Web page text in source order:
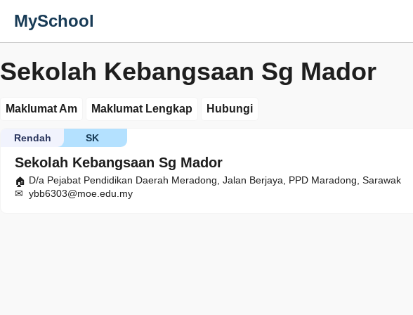
MySchool
Sekolah Kebangsaan Sg Mador
Maklumat Am Maklumat Lengkap Hubungi
Sekolah Kebangsaan Sg Mador
SK
Rendah
D/a Pejabat Pendidikan Daerah Meradong, Jalan Berjaya, PPD Maradong, Sarawak
ybb6303@moe.edu.my